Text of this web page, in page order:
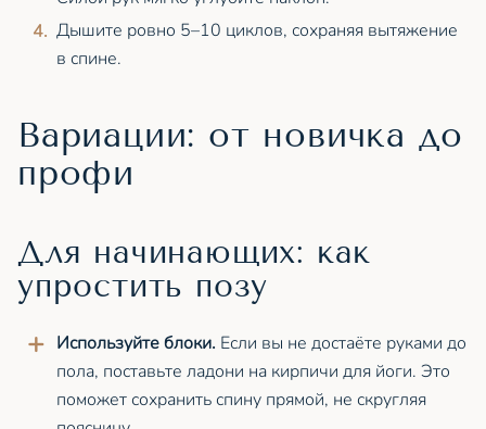
Дышите ровно 5–10 циклов, сохраняя вытяжение
в спине.
Вариации: от новичка до
профи
Для начинающих: как
упростить позу
Используйте блоки. Если вы не достаёте руками до
пола, поставьте ладони на кирпичи для йоги. Это
поможет сохранить спину прямой, не скругляя